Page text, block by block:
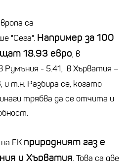
са
"Сега". Например за 100
18.93 евро, в
Румъния - 5.41, в Хърватия –
, и т.н. Разбира се, когато
трябва да се отчита и
ЕК природният газ е
и Хърватия. Това са две